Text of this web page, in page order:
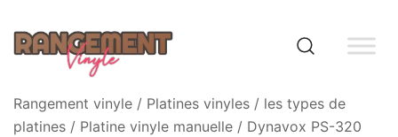
content
Rangement vinyle
Rangement vinyle / Platines vinyles / les types de
platines / Platine vinyle manuelle / Dynavox PS-320